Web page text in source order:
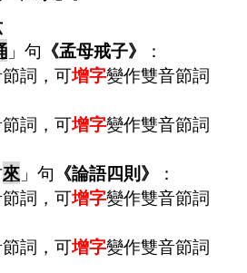
」句 《孟母戒子》
：
節詞，可增字變作雙音節詞
節詞，可增字變作雙音節詞
來」句 《論語四則》
：
節詞，可增字變作雙音節詞
節詞，可增字變作雙音節詞